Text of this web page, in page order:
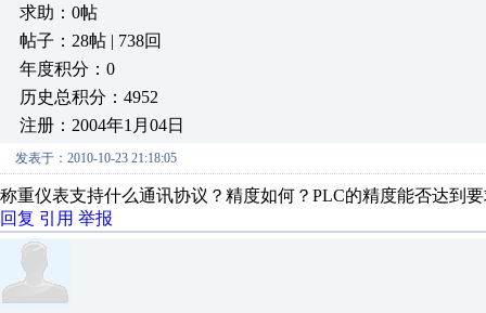
求助：0帖
帖子：28帖 | 738回
年度积分：0
历史总积分：4952
注册：2004年1月04日
发表于：2010-10-23 21:18:05
称重仪表支持什么通讯协议？精度如何？PLC的精度能否达到
回复 引用 举报